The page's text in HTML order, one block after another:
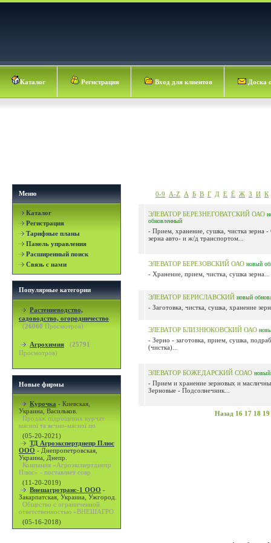
Каталог Регистрация Вход для клиентов Доска
Меню
Каталог
Регистрация
Тарифные планы
Панель управления
Расширенный поиск
Связь с нами
Популярные категории
Растениеводство,
садоводство, огородничество
(26060 Просмотров)
Агрохимия (25791
Просмотров)
Новые фирмы
Курочка - Киевская,
Украина, Васильков.
Продаж підрощених курчат
мясної та яєчно-мясної по
(05-20-2021)
ТД Агроэкспертднепр Плюс
ООО - Днепропетровская,
Украина, Днепр.
Компания «Агроэкспертднепр
Плюс» - поставляет совр
(11-20-2019)
Внешагротранс-1 ООО -
Закарпатская, Украина, Ужгород.
Общество с ограниченной
ответственностью «ВНЕШАГРО
(05-16-2018)
0-9 A-Z А Б В Г Д Е Ё Ж З И К
ЭЛЕВАТОР БЕРЕЗНЕГОВАТСКИЙ ОАО
обновленный
- Прием, хранение, сушка, чистка зерна -
зерна авто- и ж/д транспортом...
ЭЛЕВАТОР БЕРЕЗОВСКИЙ ОАО новый
- Хранение, прием, чистка, сушка зерна...
ЭЛЕВАТОР БЕРИСЛАВСКИЙ новый
- Заготовка, чистка, сушка, хранение
ЭЛЕВАТОР БЛИЗНЮКОВСКИЙ ОАО
- Зерно - заготовка, прием, сушка,
(чистка)...
ЭЛЕВАТОР БОЖЕДАРСКИЙ СОАО новый
- Прием и хранение зерновых и
Зерновые - Подсолнечник...
Назад 16 17 18 19